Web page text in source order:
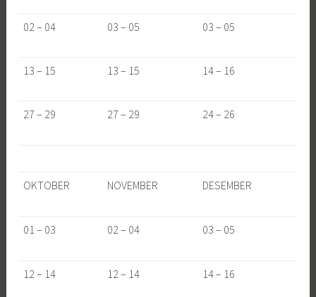
02 – 04 03 – 05 03 – 05
13 – 15 13 – 15 14 – 16
27 – 29 27 – 29 24 – 26
OKTOBER NOVEMBER DESEMBER
01 – 03 02 – 04 03 – 05
12 – 14 12 – 14 14 – 16